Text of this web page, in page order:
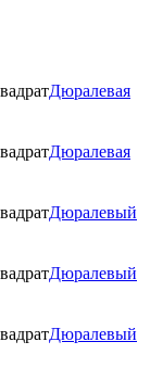
Дюралевая
Дюралевая
Дюралевый
Дюралевый
Дюралевый